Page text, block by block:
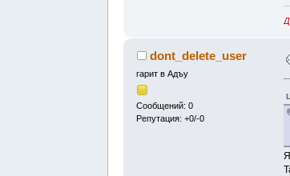
Д
dont_delete_user
гарит в Адъу
Сообщений: 0
Репутация: +0/-0